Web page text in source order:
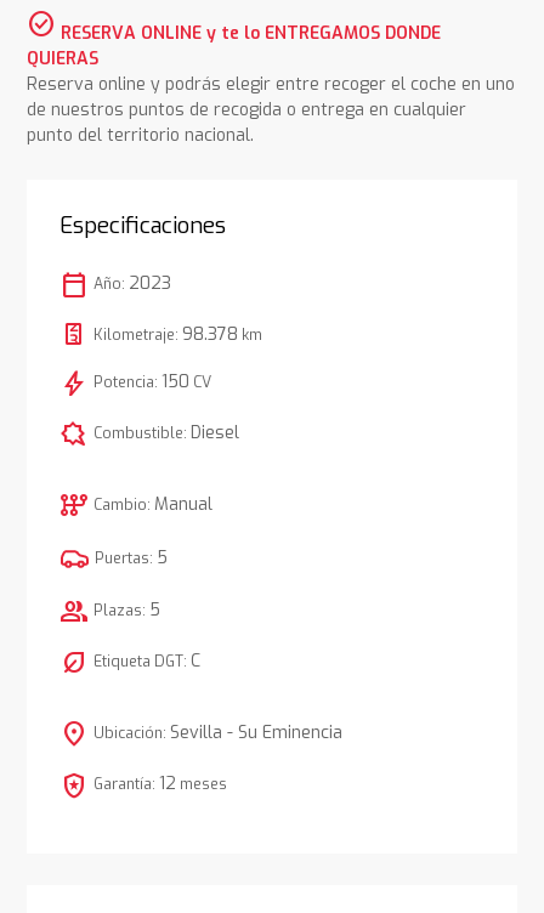
check_circle RESERVA ONLINE y te lo ENTREGAMOS DONDE
QUIERAS
Reserva online y podrás elegir entre recoger el coche en uno
de nuestros puntos de recogida o entrega en cualquier
punto del territorio nacional.
Especificaciones
calendar_today Año: 2023
Kilometraje: 98.378 km
bolt Potencia: 150 CV
comic_bubble Combustible: Diesel
auto_transmission Cambio: Manual
Puertas: 5
group Plazas: 5
nest_eco_leaf Etiqueta DGT: C
location_on Ubicación: Sevilla - Su Eminencia
local_police Garantía: 12 meses